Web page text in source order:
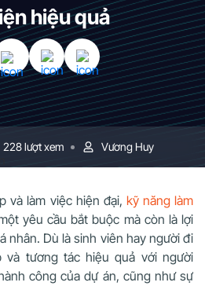
hiệu quả
228 lượt xem Vương Huy
và làm việc hiện đại, kỹ năng làm
yêu cầu bắt buộc mà còn là lợi
nhân. Dù là sinh viên hay người đi
và tương tác hiệu quả với người
công của dự án, cũng như sự